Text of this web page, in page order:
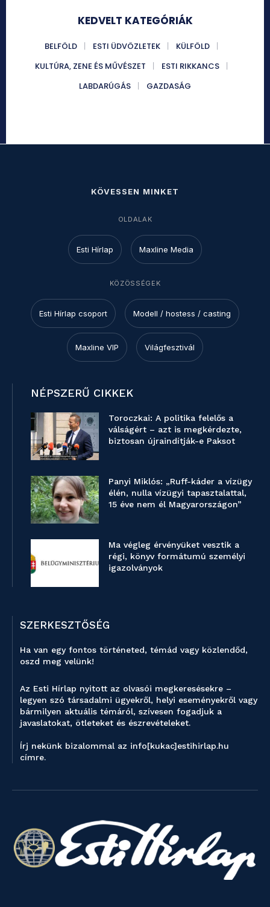
KEDVELT KATEGÓRIÁK
BELFÖLD ESTI ÜDVÖZLETEK
KÜLFÖLD
KULTÚRA, ZENE ÉS MŰVÉSZET
ESTI RIKKANCS
LABDARÚGÁS
GAZDASÁG
KÖVESSEN MINKET
OLDALAK
Esti Hírlap Maxline Media
KÖZÖSSÉGEK
Esti Hírlap csoport Modell / hostess / casting
Maxline VIP Világfesztivál
NÉPSZERŰ CIKKEK
Toroczkai: A politika felelős a
válságért – azt is megkérdezte,
biztosan újraindítják-e Paksot
Panyi Miklós: „Ruff-káder a vízügy
élén, nulla vízügyi tapasztalattal,
15 éve nem él Magyarországon”
Ma végleg érvényüket vesztik a
régi, könyv formátumú személyi
igazolványok
SZERKESZTŐSÉG
Ha van egy fontos történeted, témád vagy közlendőd,
oszd meg velünk!
Az Esti Hírlap nyitott az olvasói megkeresésekre –
legyen szó társadalmi ügyekről, helyi eseményekről vagy
bármilyen aktuális témáról, szívesen fogadjuk a
javaslatokat, ötleteket és észrevételeket.
Írj nekünk bizalommal az info[kukac]estihirlap.hu
címre.